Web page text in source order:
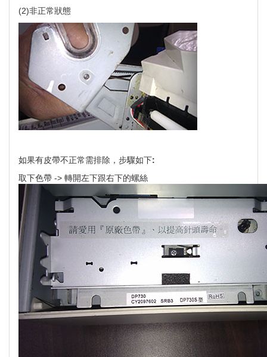
(2)非正常狀態
如果有皮帶不正常需排除，步驟如下:
取下色帶 -> 轉開左下跟右下的螺絲